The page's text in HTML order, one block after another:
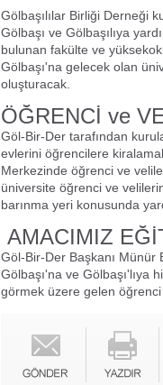
Gölbaşılılar Birliği Derneği
Gölbaşı ve Gölbaşılıya
bulunan fakülte ve
Gölbaşı'na gelecek olan
oluşturacak.
ÖĞRENCİ ve
Göl-Bir-Der tarafından
evlerini öğrencilere
Merkezinde öğrenci ve
üniversite öğrenci ve
barınma yeri konusunda
AMACIMIZ
Göl-Bir-Der Başkanı Münür
Gölbaşı'na ve Gölbaşı'lıya
görmek üzere gelen öğrenci